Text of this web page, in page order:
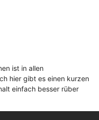
ist in allen
hier gibt es einen kurzen
einfach besser rüber